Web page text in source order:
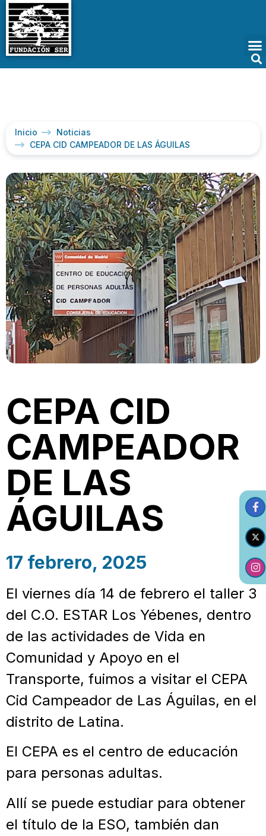
Inicio
Noticias
CEPA CID CAMPEADOR DE LAS ÁGUILAS
CEPA CID
CAMPEADOR
DE LAS
ÁGUILAS
17 febrero, 2025
El viernes día 14 de febrero el taller 3
del C.O. ESTAR Los Yébenes, dentro
de las actividades de Vida en
Comunidad y Apoyo en el
Transporte, fuimos a visitar el CEPA
Cid Campeador de Las Águilas, en el
distrito de Latina.
El CEPA es el centro de educación
para personas adultas.
Allí se puede estudiar para obtener
el título de la ESO, también dan